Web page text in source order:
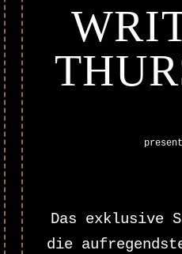
Das exklusive
die